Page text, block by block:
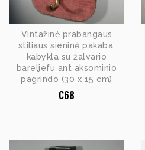
Vintažinė prabangaus
stiliaus sieninė pakaba,
kabykla su žalvario
bareljefu ant aksominio
pagrindo (30 x 15 cm)
€68